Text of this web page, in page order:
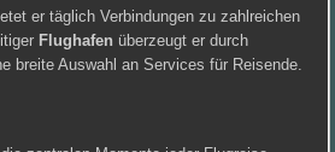
er täglich Verbindungen zu zahlreichen
Flughafen überzeugt er durch
breite Auswahl an Services für Reisende.